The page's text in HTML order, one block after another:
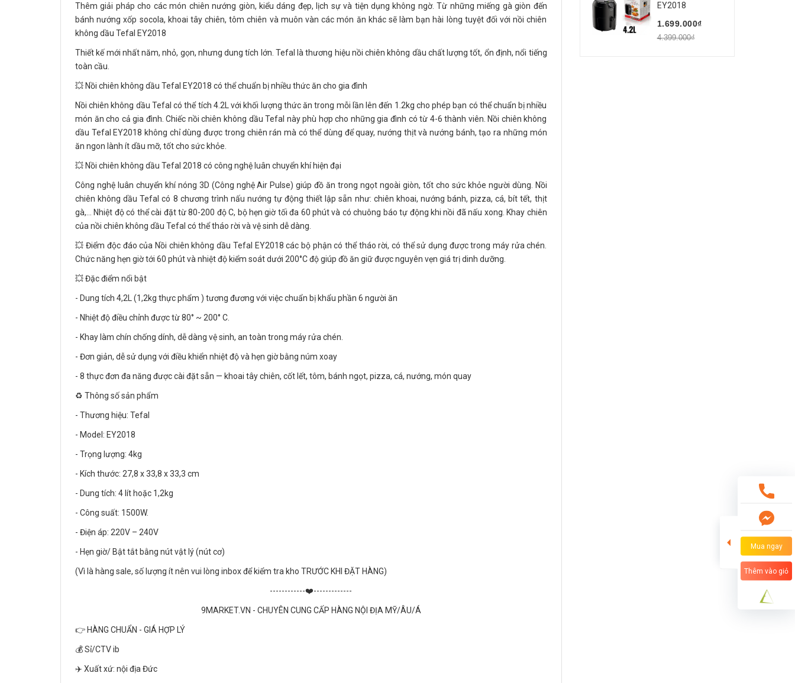
Thêm giải pháp cho các món chiên nướng giòn, kiểu dáng đẹp, lịch sự và tiện dụng không ngờ. Từ những miếng gà giòn đến
bánh nướng xốp socola, khoai tây chiên, tôm chiên và muôn vàn các món ăn khác sẽ làm bạn hài lòng tuyệt đối với nồi chiên
không dầu Tefal EY2018
Thiết kế mới nhất năm, nhỏ, gọn, nhưng dung tích lớn. Tefal là thương hiệu nồi chiên không dầu chất lượng tốt, ổn định, nổi tiếng
toàn cầu.
💥 Nồi chiên không dầu Tefal EY2018 có thể chuẩn bị nhiều thức ăn cho gia đình
Nồi chiên không dầu Tefal có thể tích 4.2L với khối lượng thức ăn trong mỗi lần lên đến 1.2kg cho phép bạn có thể chuẩn bị nhiều
món ăn cho cả gia đình. Chiếc nồi chiên không dầu Tefal này phù hợp cho những gia đình có từ 4-6 thành viên. Nồi chiên không
dầu Tefal EY2018 không chỉ dùng được trong chiên rán mà có thể dùng để quay, nướng thịt và nướng bánh, tạo ra những món
ăn ngon lành ít dầu mỡ, tốt cho sức khỏe.
💥 Nồi chiên không dầu Tefal 2018 có công nghệ luân chuyển khí hiện đại
Công nghệ luân chuyển khí nóng 3D (Công nghệ Air Pulse) giúp đồ ăn trong ngọt ngoài giòn, tốt cho sức khỏe người dùng. Nồi
chiên không dầu Tefal có 8 chương trình nấu nướng tự động thiết lập sẵn như: chiên khoai, nướng bánh, pizza, cá, bít tết, thịt
gà,... Nhiệt độ có thể cài đặt từ 80-200 độ C, bộ hẹn giờ tối đa 60 phút và có chuông báo tự động khi nồi đã nấu xong. Khay chiên
của nồi chiên không dầu Tefal có thể tháo rời và vệ sinh dễ dàng.
💥 Điểm độc đáo của Nồi chiên không dầu Tefal EY2018 các bộ phận có thể tháo rời, có thể sử dụng được trong máy rửa chén.
Chức năng hẹn giờ tới 60 phút và nhiệt độ kiểm soát dưới 200°C độ giúp đồ ăn giữ được nguyên vẹn giá trị dinh dưỡng.
💥 Đặc điểm nổi bật
- Dung tích 4,2L (1,2kg thực phẩm ) tương đương với việc chuẩn bị khẩu phần 6 người ăn
- Nhiệt độ điều chỉnh được từ 80° ~ 200° C.
- Khay làm chín chống dính, dễ dàng vệ sinh, an toàn trong máy rửa chén.
- Đơn giản, dễ sử dụng với điều khiển nhiệt độ và hẹn giờ bằng núm xoay
- 8 thực đơn đa năng được cài đặt sẵn — khoai tây chiên, cốt lết, tôm, bánh ngọt, pizza, cá, nướng, món quay
♻️ Thông số sản phẩm
- Thương hiệu: Tefal
- Model: EY2018
- Trọng lượng: 4kg
- Kích thước: 27,8 x 33,8 x 33,3 cm
- Dung tích: 4 lít hoặc 1,2kg
- Công suất: 1500W.
- Điện áp: 220V – 240V
- Hẹn giờ/ Bật tắt bằng nút vật lý (nút cơ)
(Vì là hàng sale, số lượng ít nên vui lòng inbox để kiểm tra kho TRƯỚC KHI ĐẶT HÀNG)
------------❤️-------------
9MARKET.VN - CHUYÊN CUNG CẤP HÀNG NỘI ĐỊA MỸ/ÂU/Á
👉 HÀNG CHUẨN - GIÁ HỢP LÝ
💰 Sỉ/CTV ib
✈️ Xuất xứ: nội địa Đức
EY2018
1.699.000₫
4.399.000₫
Mua ngay
Thêm vào giỏ